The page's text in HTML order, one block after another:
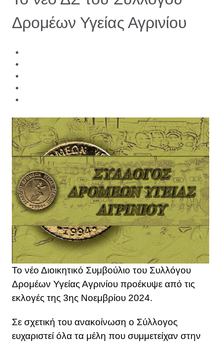
Δρομέων Υγείας Αγρινίου
Το νέο Διοικητικό Συμβούλιο του Συλλόγου
Δρομέων Υγείας Αγρινίου προέκυψε από τις
εκλογές της 3ης Νοεμβρίου 2024.
Σε σχετική του ανακοίνωση ο Σύλλογος
ευχαριστεί όλα τα μέλη που συμμετείχαν στην